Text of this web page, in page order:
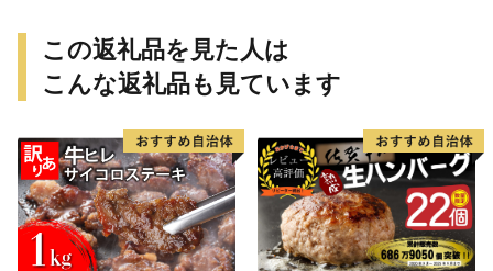
この返礼品を見た人は
こんな返礼品も見ています